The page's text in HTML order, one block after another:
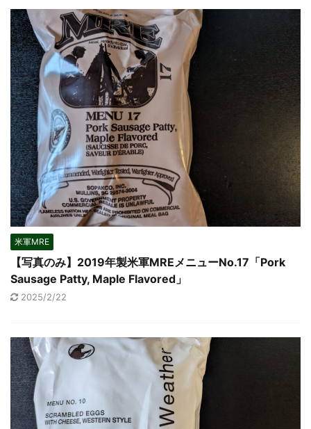
米軍MRE
【写真のみ】2019年製米軍MREメニューNo.17「Pork
Sausage Patty, Maple Flavored」
2025/2/22